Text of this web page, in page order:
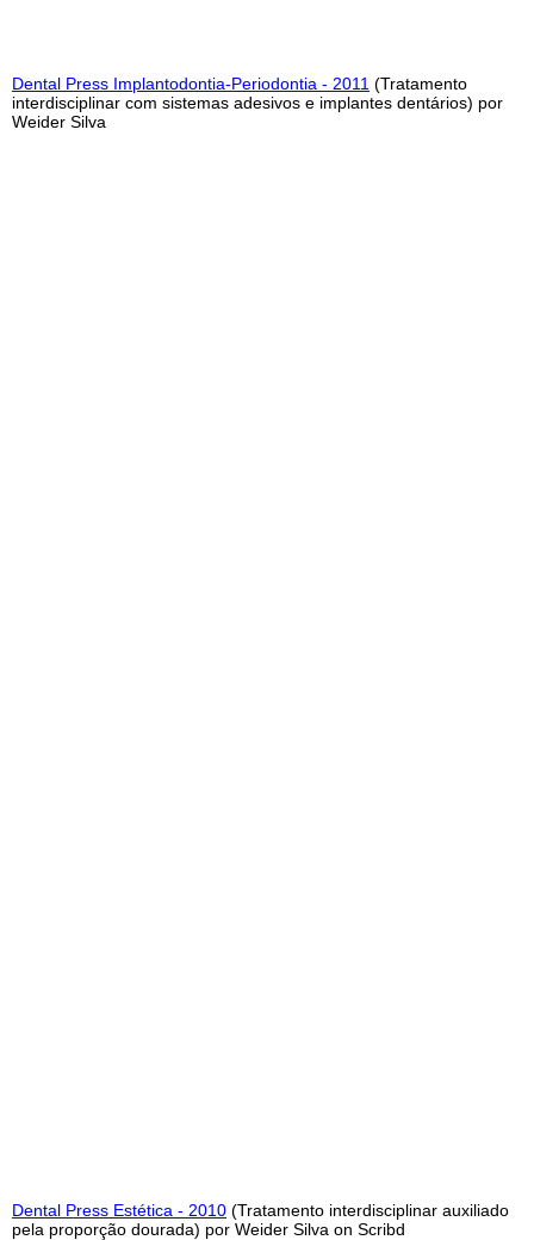
Dental Press Implantodontia-Periodontia - 2011 (Tratamento
interdisciplinar com sistemas adesivos e implantes dentários) por
Weider Silva
Dental Press Estética - 2010 (Tratamento interdisciplinar auxiliado
pela proporção dourada) por Weider Silva on Scribd